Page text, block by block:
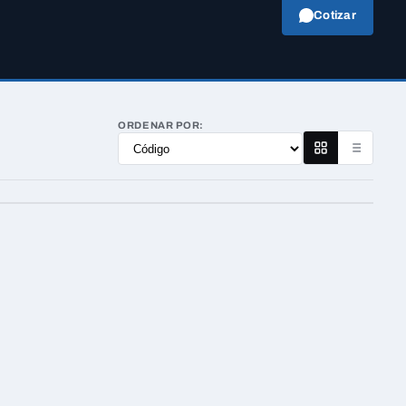
Cotizar
ORDENAR POR: